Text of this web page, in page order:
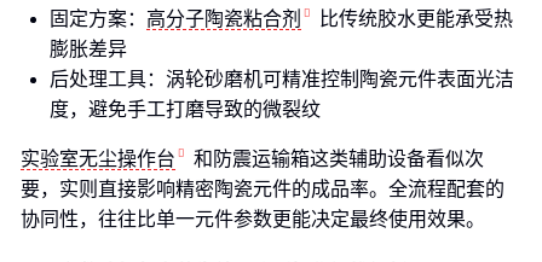
固定方案： 高分子陶瓷粘合剂
比传统胶水更能承受热
膨胀差异
后处理工具：涡轮砂磨机可精准控制陶瓷元件表面光洁
度，避免手工打磨导致的微裂纹
实验室无尘操作台
和防震运输箱这类辅助设备看似次
要，实则直接影响精密陶瓷元件的成品率。全流程配套的
协同性，往往比单一元件参数更能决定最终使用效果。